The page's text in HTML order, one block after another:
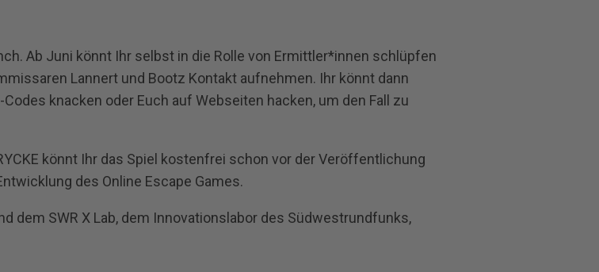
Ab Juni könnt Ihr selbst in die Rolle von Ermittler*innen schlüpfen
Lannert und Bootz Kontakt aufnehmen. Ihr könnt dann
knacken oder Euch auf Webseiten hacken, um den Fall zu
könnt Ihr das Spiel kostenfrei schon vor der Veröffentlichung
des Online Escape Games.
dem SWR X Lab, dem Innovationslabor des Südwestrundfunks,